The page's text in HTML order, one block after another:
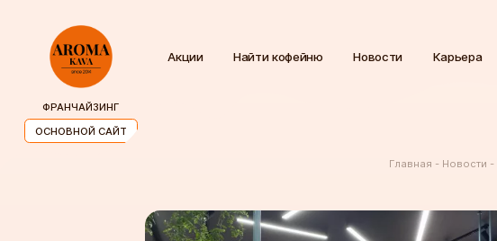
ФРАНЧАЙЗИНГ
ОСНОВНОЙ САЙТ
Акции Найти кофейню Новости Карьера
Главная Новости